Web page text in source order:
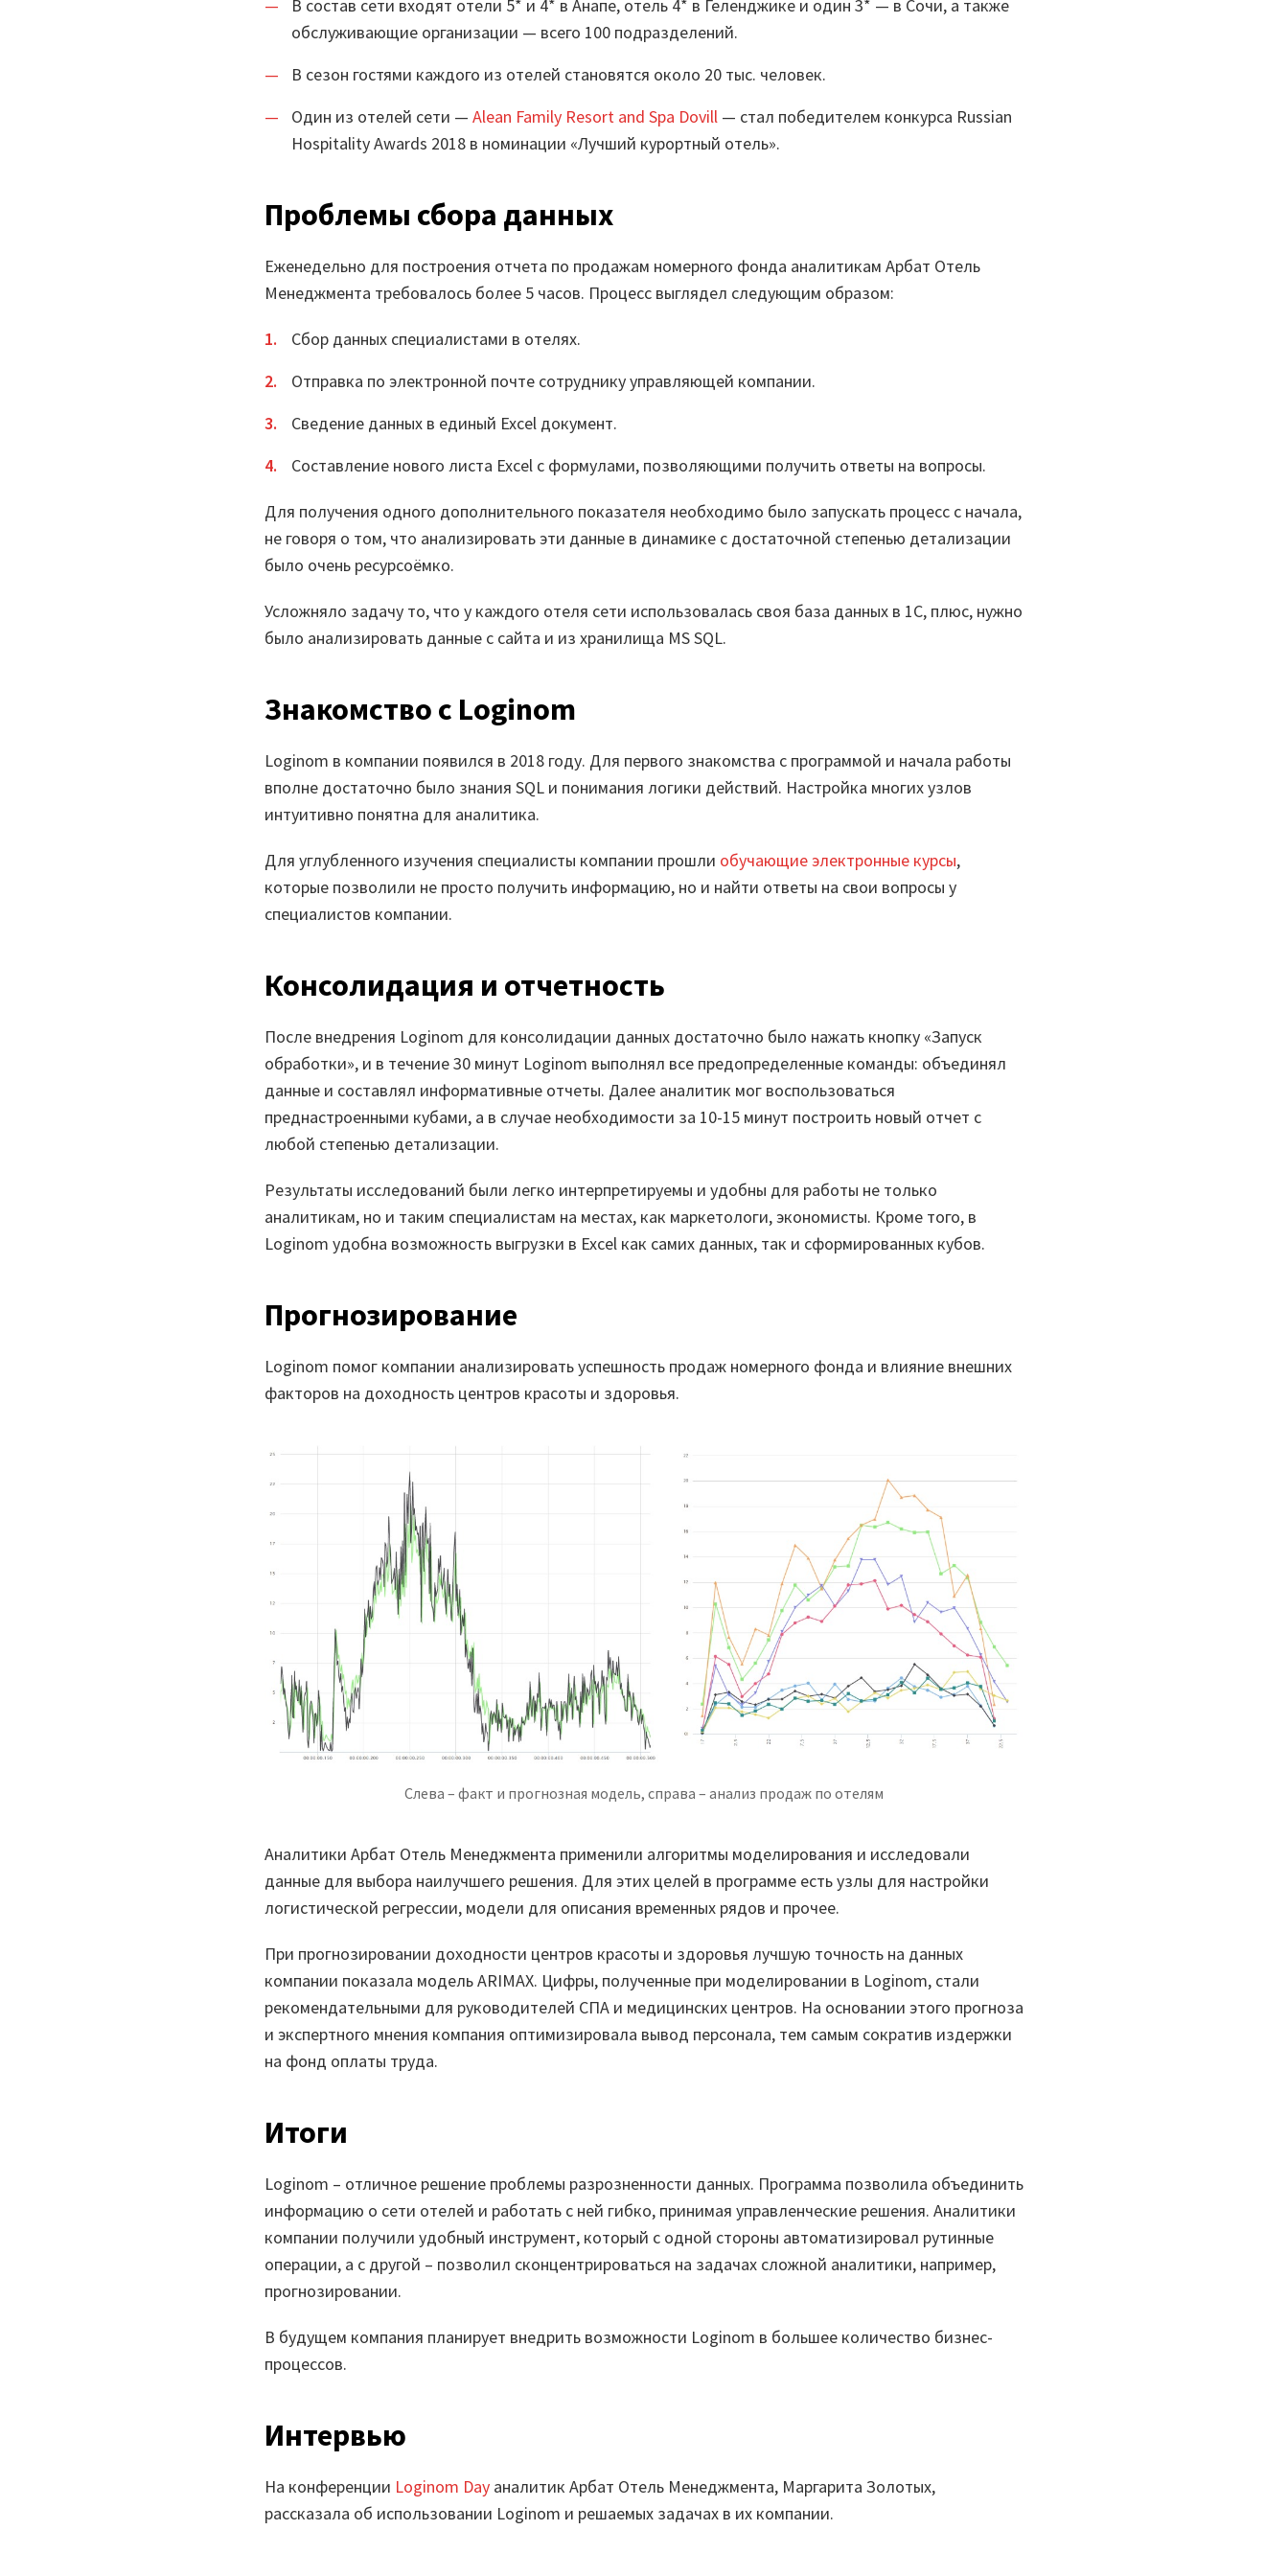
В состав сети входят отели 5* и 4* в Анапе, отель 4* в Геленджике и один 3* — в Сочи, а также
обслуживающие организации — всего 100 подразделений.
В сезон гостями каждого из отелей становятся около 20 тыс. человек.
Один из отелей сети — Alean Family Resort and Spa Dovill — стал победителем конкурса Russian
Hospitality Awards 2018 в номинации «Лучший курортный отель».
Проблемы сбора данных
Еженедельно для построения отчета по продажам номерного фонда аналитикам Арбат Отель
Менеджмента требовалось более 5 часов. Процесс выглядел следующим образом:
Сбор данных специалистами в отелях.
Отправка по электронной почте сотруднику управляющей компании.
Сведение данных в единый Excel документ.
Составление нового листа Excel с формулами, позволяющими получить ответы на вопросы.
Для получения одного дополнительного показателя необходимо было запускать процесс с начала,
не говоря о том, что анализировать эти данные в динамике с достаточной степенью детализации
было очень ресурсоёмко.
Усложняло задачу то, что у каждого отеля сети использовалась своя база данных в 1С, плюс, нужно
было анализировать данные с сайта и из хранилища MS SQL.
Знакомство с Loginom
Loginom в компании появился в 2018 году. Для первого знакомства с программой и начала работы
вполне достаточно было знания SQL и понимания логики действий. Настройка многих узлов
интуитивно понятна для аналитика.
Для углубленного изучения специалисты компании прошли обучающие электронные курсы,
которые позволили не просто получить информацию, но и найти ответы на свои вопросы у
специалистов компании.
Консолидация и отчетность
После внедрения Loginom для консолидации данных достаточно было нажать кнопку «Запуск
обработки», и в течение 30 минут Loginom выполнял все предопределенные команды: объединял
данные и составлял информативные отчеты. Далее аналитик мог воспользоваться
преднастроенными кубами, а в случае необходимости за 10-15 минут построить новый отчет с
любой степенью детализации.
Результаты исследований были легко интерпретируемы и удобны для работы не только
аналитикам, но и таким специалистам на местах, как маркетологи, экономисты. Кроме того, в
Loginom удобна возможность выгрузки в Excel как самих данных, так и сформированных кубов.
Прогнозирование
Loginom помог компании анализировать успешность продаж номерного фонда и влияние внешних
факторов на доходность центров красоты и здоровья.
Слева – факт и прогнозная модель, справа – анализ продаж по отелям
Аналитики Арбат Отель Менеджмента применили алгоритмы моделирования и исследовали
данные для выбора наилучшего решения. Для этих целей в программе есть узлы для настройки
логистической регрессии, модели для описания временных рядов и прочее.
При прогнозировании доходности центров красоты и здоровья лучшую точность на данных
компании показала модель ARIMAХ. Цифры, полученные при моделировании в Loginom, стали
рекомендательными для руководителей СПА и медицинских центров. На основании этого прогноза
и экспертного мнения компания оптимизировала вывод персонала, тем самым сократив издержки
на фонд оплаты труда.
Итоги
Loginom – отличное решение проблемы разрозненности данных. Программа позволила объединить
информацию о сети отелей и работать с ней гибко, принимая управленческие решения. Аналитики
компании получили удобный инструмент, который с одной стороны автоматизировал рутинные
операции, а с другой – позволил сконцентрироваться на задачах сложной аналитики, например,
прогнозировании.
В будущем компания планирует внедрить возможности Loginom в большее количество бизнес-
процессов.
Интервью
На конференции Loginom Day аналитик Арбат Отель Менеджмента, Маргарита Золотых,
рассказала об использовании Loginom и решаемых задачах в их компании.